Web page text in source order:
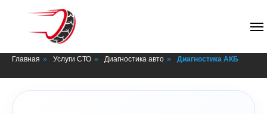
Главная » Услуги СТО » Диагностика авто » Диагностика АКБ